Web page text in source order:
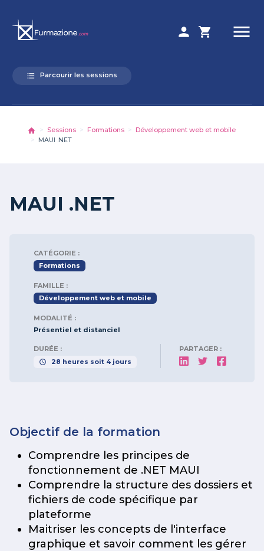
person shopping_cart menu
format_list_bulleted Parcourir les sessions
Sessions Formations
Développement web et mobile
MAUI .NET
MAUI .NET
CATÉGORIE :
Formations
FAMILLE :
Développement web et mobile
MODALITÉ :
Présentiel et distanciel
DURÉE :
28 heures soit 4 jours
PARTAGER :
Objectif de la formation
Comprendre les principes de
fonctionnement de .NET MAUI
Comprendre la structure des dossiers et
fichiers de code spécifique par
plateforme
Maitriser les concepts de l'interface
graphique et savoir comment les gérer